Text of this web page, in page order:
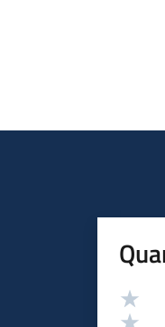
Valutazione